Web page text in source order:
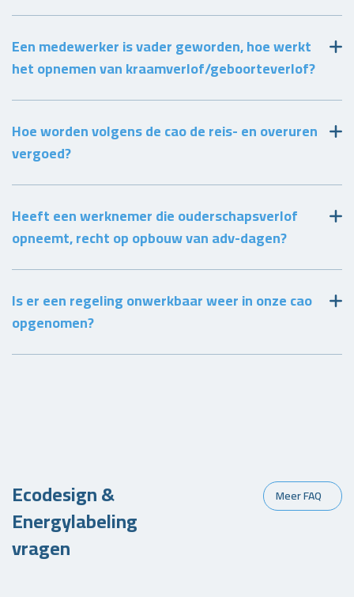
Een medewerker is vader geworden, hoe werkt
het opnemen van kraamverlof/geboorteverlof?
Hoe worden volgens de cao de reis- en overuren
vergoed?
Heeft een werknemer die ouderschapsverlof
opneemt, recht op opbouw van adv-dagen?
Is er een regeling onwerkbaar weer in onze cao
opgenomen?
Ecodesign &
Energylabeling
vragen
Meer FAQ